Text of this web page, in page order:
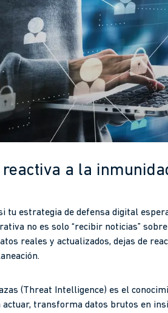
reactiva a la
tu estrategia de defensa digital
no es solo “recibir noticias”
reales y actualizados, dejas de
(Threat Intelligence) es el
transforma datos brutos en